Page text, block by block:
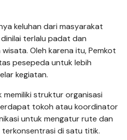
keluhan dari masyarakat
terlalu padat dan
Oleh karena itu, Pemkot
pesepeda untuk lebih
kegiatan.
memiliki struktur organisasi
tokoh atau koordinator
untuk mengatur rute dan
di satu titik.